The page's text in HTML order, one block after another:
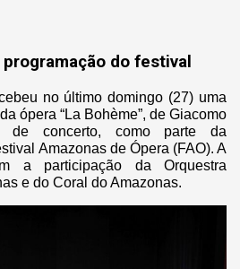
do festival
no último domingo (27) uma
ópera “La Bohème”, de Giacomo
de concerto, como parte da
Amazonas de Ópera (FAO). A
a participação da Orquestra
e do Coral do Amazonas.